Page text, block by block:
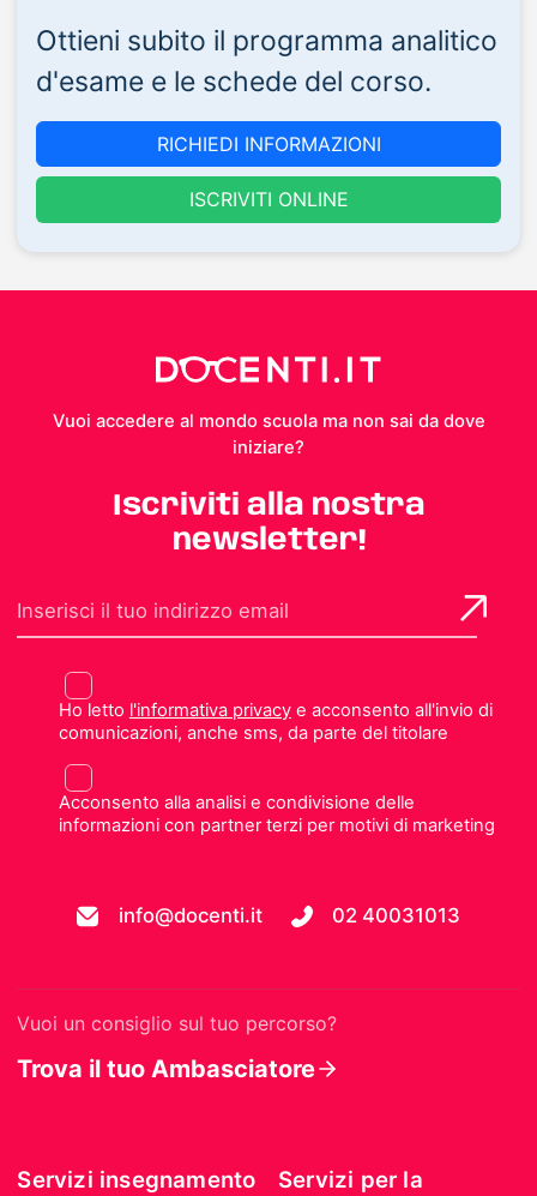
Ottieni subito il programma analitico
d'esame e le schede del corso.
RICHIEDI INFORMAZIONI
ISCRIVITI ONLINE
Vuoi accedere al mondo scuola ma non sai da dove
iniziare?
Iscriviti alla nostra
newsletter!
Ho letto l'informativa privacye acconsento all'invio di
comunicazioni, anche sms, da parte del titolare
Acconsento alla analisi e condivisione delle
informazioni con partner terzi per motivi di marketing
info@docenti.it 02 40031013
Vuoi un consiglio sul tuo percorso?
Trova il tuo Ambasciatore
Servizi insegnamento
Servizi per la